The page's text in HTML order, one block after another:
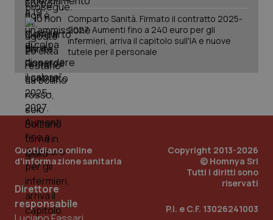
Comparto Sanità. Firmato il contratto 2025-
2027. Aumenti fino a 240 euro per gli
infermieri, arriva il capitolo sull'IA e nuove
tutele per il personale
Quotidiano online
d'informazione sanitaria
Direttore
responsabile
Copyright 2013-2026
© Homnya Srl
Tutti i diritti sono
riservati
P.I. e C.F. 13026241003
mese